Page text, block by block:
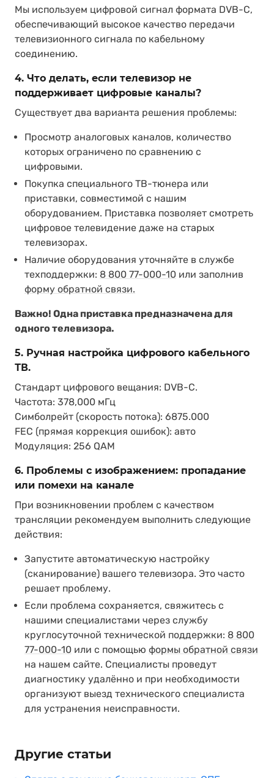
Мы используем цифровой сигнал формата DVB-C,
обеспечивающий высокое качество передачи
телевизионного сигнала по кабельному
соединению.
4. Что делать, если телевизор не
поддерживает цифровые каналы?
Существует два варианта решения проблемы:
Просмотр аналоговых каналов, количество
которых ограничено по сравнению с
цифровыми.
Покупка специального ТВ-тюнера или
приставки, совместимой с нашим
оборудованием. Приставка позволяет смотреть
цифровое телевидение даже на старых
телевизорах.
Наличие оборудования уточняйте в службе
техподдержки: 8 800 77-000-10 или заполнив
форму обратной связи.
Важно! Одна приставка предназначена для
одного телевизора.
5. Ручная настройка цифрового кабельного
ТВ.
Стандарт цифрового вещания: DVB-C.
Частота: 378,000 мГц
Симболрейт (скорость потока): 6875.000
FEC (прямая коррекция ошибок): авто
Модуляция: 256 QAM
6. Проблемы с изображением: пропадание
или помехи на канале
При возникновении проблем с качеством
трансляции рекомендуем выполнить следующие
действия:
Запустите автоматическую настройку
(сканирование) вашего телевизора. Это часто
решает проблему.
Если проблема сохраняется, свяжитесь с
нашими специалистами через службу
круглосуточной технической поддержки: 8 800
77-000-10 или с помощью формы обратной связи
на нашем сайте. Специалисты проведут
диагностику удалённо и при необходимости
организуют выезд технического специалиста
для устранения неисправности.
Другие статьи